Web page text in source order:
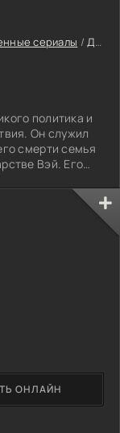
сериалы /Драматические сериалы
политика и
Он служил
смерти семья
Вэй. Его
ОНЛАЙН